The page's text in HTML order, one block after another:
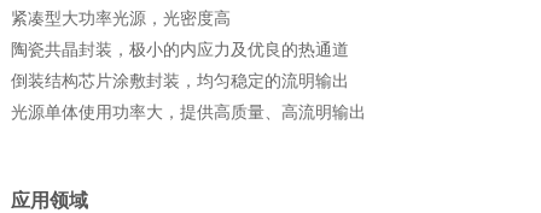
紧凑型大功率光源，光密度高
陶瓷共晶封装，极小的内应力及优良的热通道
倒装结构芯片涂敷封装，均匀稳定的流明输出
光源单体使用功率大，提供高质量、高流明输出
应用领域